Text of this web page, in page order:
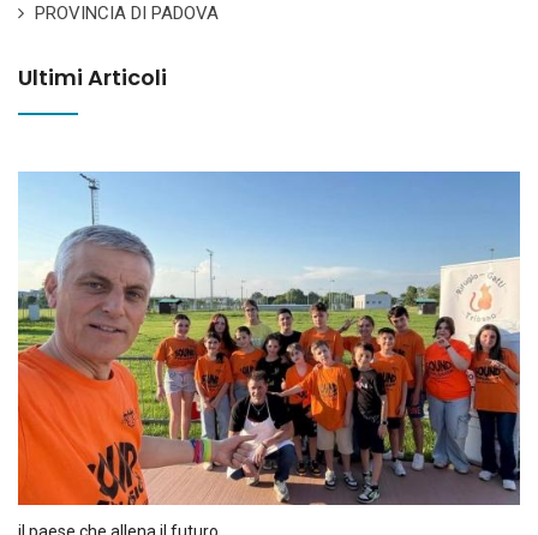
PROVINCIA DI PADOVA
Ultimi Articoli